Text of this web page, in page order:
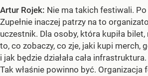
Artur Rojek: Nie ma takich festiwali.
Zupełnie inaczej patrzy na to
uczestnik. Dla osoby, która kupiła
to, co zobaczy, co zje, jaki kupi merch,
i jak będzie działała cała
Tak właśnie powinno być. Organizacja